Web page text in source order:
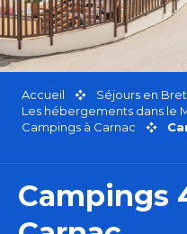
Accueil
Séjours en
Les hébergements dans le
Campings à Carnac
Campings